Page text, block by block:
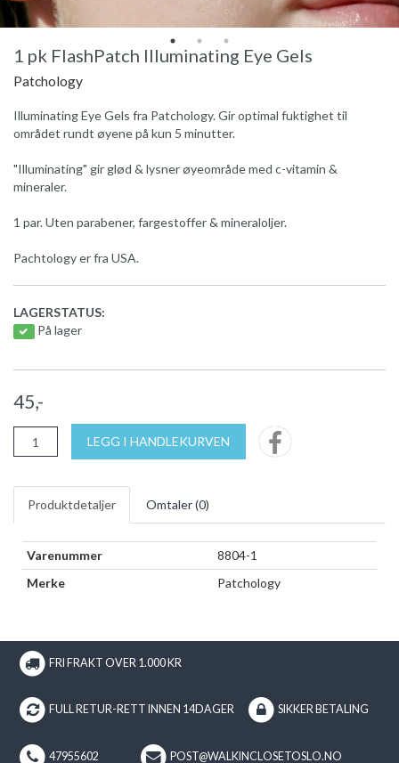
1 pk FlashPatch Illuminating Eye Gels
Patchology
Illuminating Eye Gels fra Patchology. Gir optimal fuktighet til
området rundt øyene på kun 5 minutter.
"Illuminating" gir glød & lysner øyeområde med c-vitamin &
mineraler.
1 par. Uten parabener, fargestoffer & mineraloljer.
Pachtology er fra USA.
LAGERSTATUS:
På lager
45,-
LEGG I HANDLEKURVEN
Produktdetaljer Omtaler (0)
Varenummer
8804-1
Merke
Patchology
FRI FRAKT OVER 1.000 KR
FULL RETUR-RETT INNEN 14DAGER SIKKER BETALING
47955602 POST@WALKINCLOSETOSLO.NO